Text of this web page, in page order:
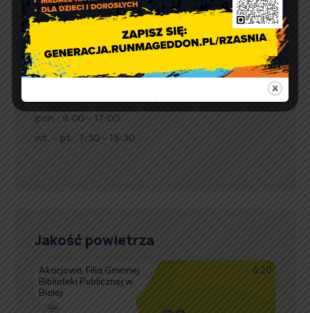
e-doręczenia:AE:PL-57726-56911-GBSAJ-23
adres email:
gmina@rzasnia.pl
tel. 44 631-71-22 (biuro podawcze)
Godziny otwarcia Urzędu:
pon.: 9:00 – 17:00
wt. – pt.: 7:30 – 15:30
Jakość powietrza